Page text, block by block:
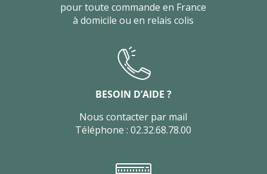
pour toute commande en France
à domicile ou en relais colis
BESOIN D’AIDE ?
Nous contacter par mail
Téléphone : 02.32.68.78.00